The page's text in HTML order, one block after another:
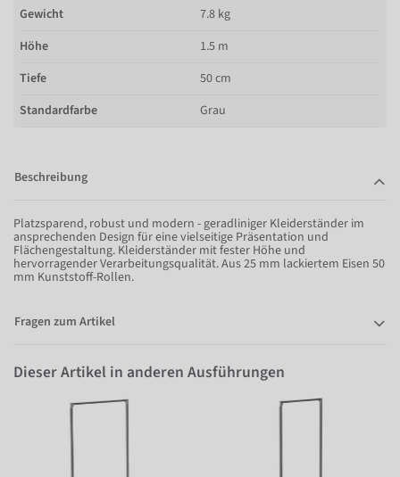
Gewicht
7.8 kg
Höhe
1.5 m
Tiefe
50 cm
Standardfarbe
Grau
Beschreibung
Platzsparend, robust und modern - geradliniger Kleiderständer im
ansprechenden Design für eine vielseitige Präsentation und
Flächengestaltung. Kleiderständer mit fester Höhe und
hervorragender Verarbeitungsqualität. Aus 25 mm lackiertem Eisen 50
mm Kunststoff-Rollen.
Fragen zum Artikel
Dieser Artikel in anderen Ausführungen